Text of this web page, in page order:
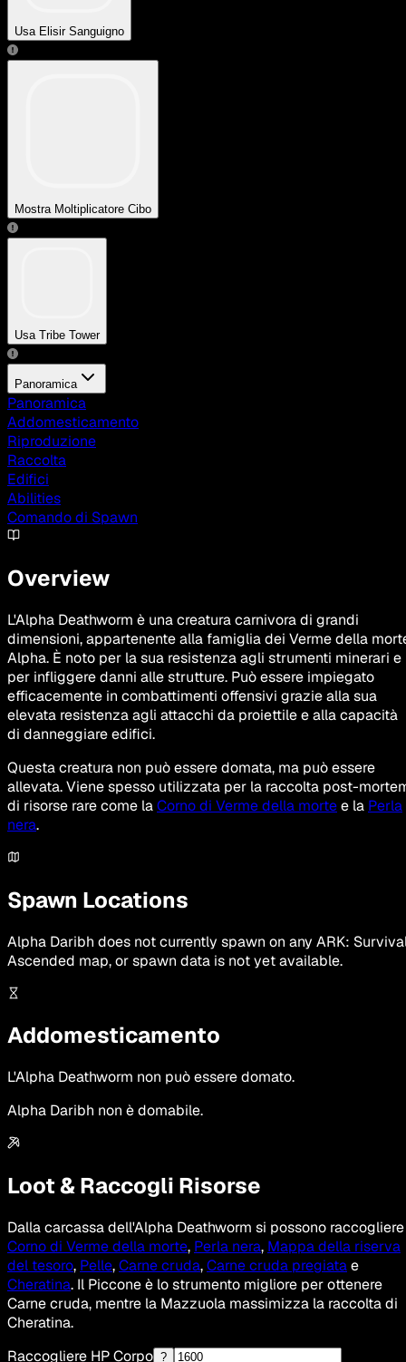
Usa Elisir Sanguigno
Mostra Moltiplicatore Cibo
Usa Tribe Tower
Panoramica
Panoramica
Addomesticamento
Riproduzione
Raccolta
Edifici
Abilities
Comando di Spawn
Overview
L'Alpha Deathworm è una creatura carnivora di grandi
dimensioni, appartenente alla famiglia dei Verme della
Alpha. È noto per la sua resistenza agli strumenti minerari e
per infliggere danni alle strutture. Può essere impiegato
efficacemente in combattimenti offensivi grazie alla sua
elevata resistenza agli attacchi da proiettile e alla capacità
di danneggiare edifici.
Questa creatura non può essere domata, ma può essere
allevata. Viene spesso utilizzata per la raccolta post-
di risorse rare come laCorno di Verme della mortee la Perla
nera.
Spawn Locations
Alpha Daribh does not currently spawn on any ARK:
Ascended map, or spawn data is not yet available.
Addomesticamento
L'Alpha Deathworm non può essere domato.
Alpha Daribh non è domabile.
Loot & Raccogli Risorse
Dalla carcassa dell'Alpha Deathworm si possono raccogliere
Corno di Verme della morte, Perla nera, Mappa della riserva
del tesoro, Pelle,Carne cruda,Carne cruda pregiatae
Cheratina. Il Piccone è lo strumento migliore per ottenere
Carne cruda, mentre la Mazzuola massimizza la raccolta di
Cheratina.
Raccogliere HP Corpo ?